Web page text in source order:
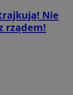
Nie
rządem!